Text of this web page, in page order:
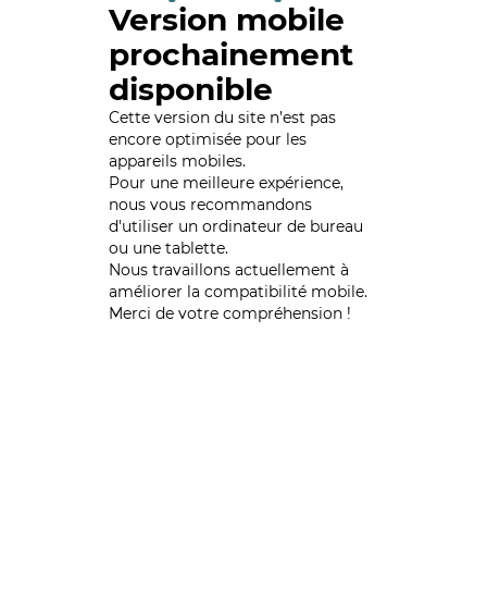
Version mobile
prochainement
disponible
Cette version du site n’est pas
encore optimisée pour les
appareils mobiles.
Pour une meilleure expérience,
nous vous recommandons
d'utiliser un ordinateur de bureau
ou une tablette.
Nous travaillons actuellement à
améliorer la compatibilité mobile.
Merci de votre compréhension !